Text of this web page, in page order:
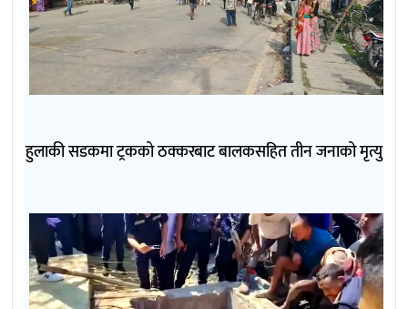
हुलाकी सडकमा ट्रकको ठक्करबाट बालकसहित तीन जनाको मृत्यु